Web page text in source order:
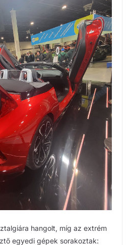
hangolt, míg az extrém
egyedi gépek sorakoztak: